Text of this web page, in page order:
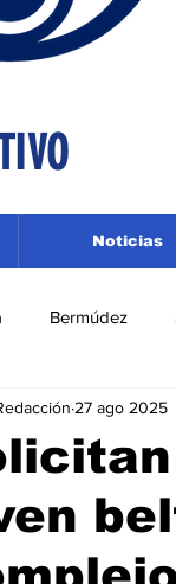
Noticias
Bermúdez
Beltrán San
27 ago 2025